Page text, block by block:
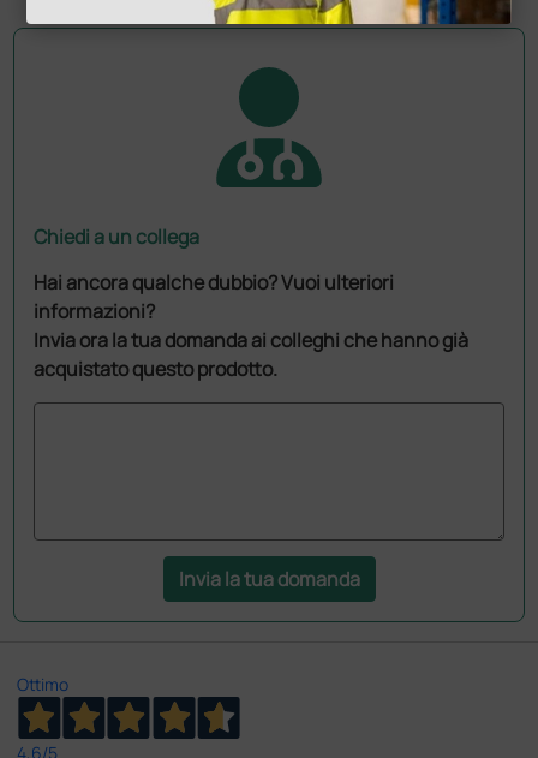
Chiedi a un collega
Hai ancora qualche dubbio? Vuoi ulteriori
informazioni?
Invia ora la tua domanda ai colleghi che hanno già
acquistato questo prodotto.
Invia la tua domanda
Ottimo
4,6/5